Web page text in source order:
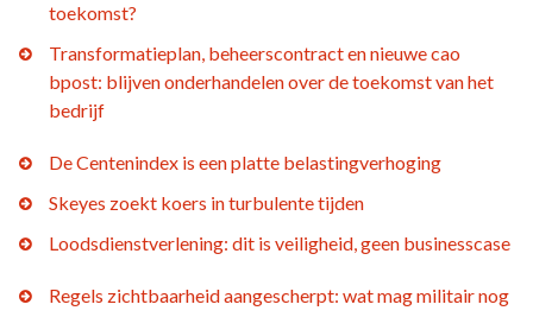
toekomst?
Transformatieplan, beheerscontract en nieuwe cao
bpost: blijven onderhandelen over de toekomst van het
bedrijf
De Centenindex is een platte belastingverhoging
Skeyes zoekt koers in turbulente tijden
Loodsdienstverlening: dit is veiligheid, geen businesscase
Regels zichtbaarheid aangescherpt: wat mag militair nog